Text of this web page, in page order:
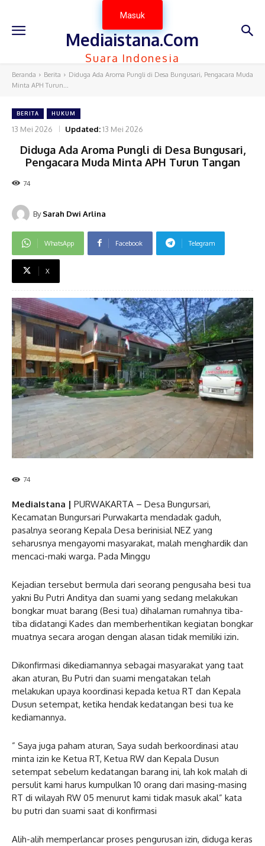
Masuk
Mediaistana.Com
Suara Indonesia
Beranda Berita
Diduga Ada Aroma Pungli di Desa Bungusari, Pengacara Muda
Minta APH Turun...
BERITA HUKUM
13 Mei 2026 Updated:13 Mei 2026
Diduga Ada Aroma Pungli di Desa Bungusari,
Pengacara Muda Minta APH Turun Tangan
74
By Sarah Dwi Arlina
WhatsApp Facebook Telegram
X
74
MediaIstana | PURWAKARTA – Desa Bungursari,
Kecamatan Bungursari Purwakarta mendadak gaduh,
pasalnya seorang Kepala Desa berinisial NEZ yang
seharusnya mengayomi masyarakat, malah menghardik dan
mencaci-maki warga. Pada Minggu
Kejadian tersebut bermula dari seorang pengusaha besi tua
yakni Bu Putri Anditya dan suami yang sedang melakukan
bongkar muat barang (Besi tua) dihalaman rumahnya tiba-
tiba didatangi Kades dan memberhentikan kegiatan bongkar
muatnya secara arogan dengan alasan tidak memiliki izin.
Dikonfirmasi dikediamannya sebagai masyarakat yang taat
akan aturan, Bu Putri dan suami mengatakan telah
melakukan upaya koordinasi kepada ketua RT dan Kepala
Dusun setempat, ketika hendak kedatangan besi tua ke
kediamannya.
” Saya juga paham aturan, Saya sudah berkoordinasi atau
minta izin ke Ketua RT, Ketua RW dan Kepala Dusun
setempat sebelum kedatangan barang ini, lah kok malah di
persulit kami harus kumpulkan 10 orang dari masing-masing
RT di wilayah RW 05 menurut kami tidak masuk akal” kata
bu putri dan suami saat di konfirmasi
Alih-alih memperlancar proses pengurusan izin, diduga keras